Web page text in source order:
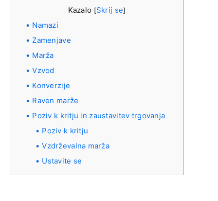
Kazalo [Skrij se]
Namazi
Zamenjave
Marža
Vzvod
Konverzije
Raven marže
Poziv k kritju in zaustavitev trgovanja
Poziv k kritju
Vzdrževalna marža
Ustavite se